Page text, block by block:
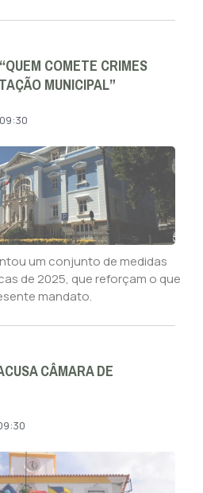
COMETE CRIMES
MUNICIPAL”
09:30
um conjunto de medidas
de 2025, que reforçam o que
mandato.
CÂMARA DE